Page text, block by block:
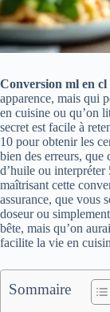
Conversion ml en cl
apparence, mais qui
en cuisine ou qu’on
secret est facile à
10 pour obtenir les
bien des erreurs, que
d’huile ou interpréter
maîtrisant cette
assurance, que vous
doseur ou
bête, mais qu’on
facilite la vie en
Sommaire